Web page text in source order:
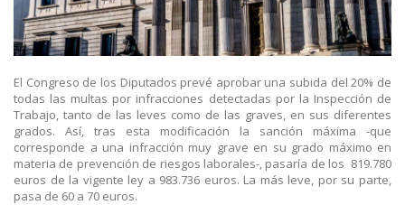
El Congreso de los Diputados prevé aprobar una subida del 20% de
todas las multas por infracciones detectadas por la Inspección de
Trabajo, tanto de las leves como de las graves, en sus diferentes
grados. Así, tras esta modificación la sanción máxima -que
corresponde a una infracción muy grave en su grado máximo en
materia de prevención de riesgos laborales-, pasaría de los 819.780
euros de la vigente ley a 983.736 euros. La más leve, por su parte,
pasa de 60 a 70 euros.